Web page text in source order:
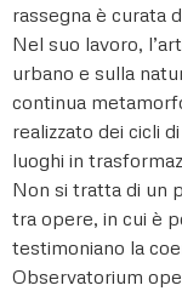
rassegna è curata
Nel suo lavoro,
urbano e sulla
continua
realizzato dei cicli
luoghi in
Non si tratta di un
tra opere, in cui è
testimoniano la
Observatorium